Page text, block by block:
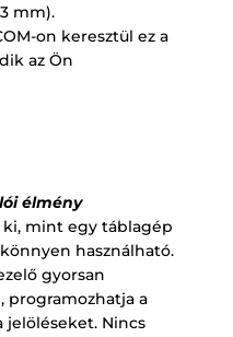
mm).
on keresztül ez a
az Ön
élmény
ki, mint egy táblagép
könnyen használható.
gyorsan
programozhatja a
Nincs